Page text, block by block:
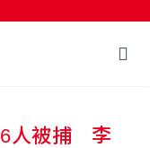
人被捕 李